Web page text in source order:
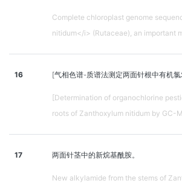
Complete chloroplast genome
nitidum</i> (Rutaceae), an important
16 [气相色谱-质谱法测定两面针根中有机氯
[Determination of organochlorine
roots of Zanthoxylum nitidum by GC-
17 两面针茎中的新烷基酰胺。
New alkylamide from the stems of